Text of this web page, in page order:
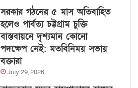
সরকার গঠনের ৫ মাস অতিবাহিত
হলেও পার্বত্য চট্টগ্রাম চুক্তি
বাস্তবায়নে দৃশ্যমান কোনো
পদক্ষেপ নেই: মতবিনিময় সভায়
বক্তারা
July 29, 2026